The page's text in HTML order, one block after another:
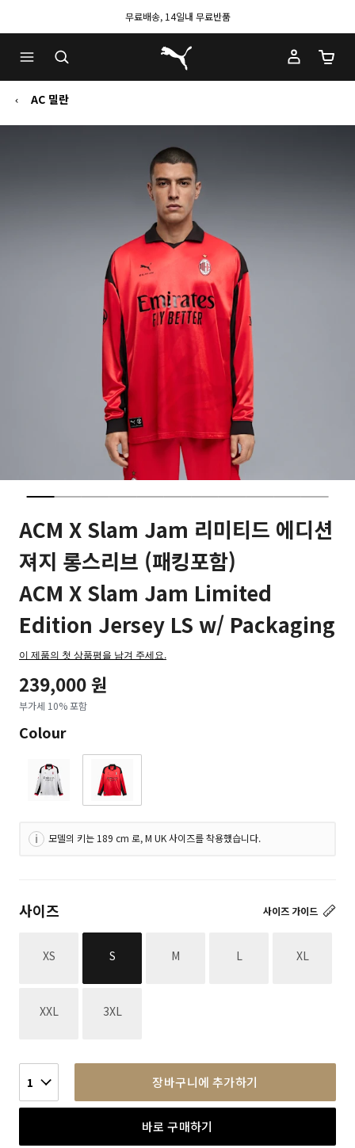
무료배송, 14일내 무료반품
푸마 홈
장바
AC 밀란
ACM X Slam Jam 리미티드 에디션
져지 롱스리브 (패킹포함)
ACM X Slam Jam Limited
Edition Jersey LS w/ Packaging
이 제품의 첫 상품평을 남겨 주세요.
239,000 원
부가세 10% 포함
Colour
모델의 키는 189 cm 로, M UK 사이즈를 착용했습니다.
사이즈 가이드
사이즈
XS재고없음 S M L XL
XXL 3XL
1 장바구니에 추가하기
바로 구매하기